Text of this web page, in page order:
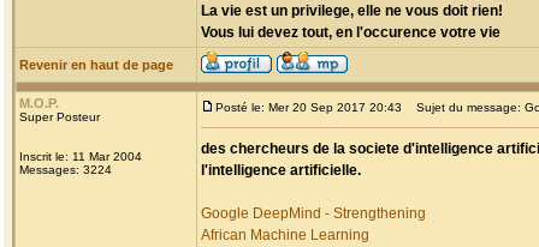
La vie est un privilege, elle ne vous doit rien!
Vous lui devez tout, en l'occurence votre vie
Revenir en haut de page
M.O.P.
Super Posteur
Inscrit le: 11 Mar 2004
Messages: 3224
Posté le: Mer 20 Sep 2017 20:43 Sujet du message:
des chercheurs de la societe d'intelligence
l'intelligence artificielle.
Google DeepMind - Strengthening
African Machine Learning